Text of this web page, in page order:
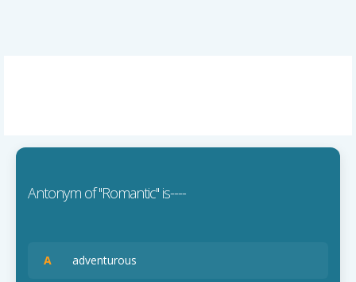
Antonym of ''Romantic'' is----
A adventurous